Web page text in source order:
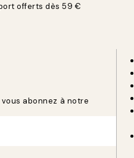
offerts dès 59 €
abonnez à notre